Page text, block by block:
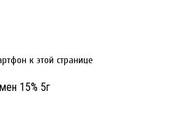
к этой странице
15% 5г